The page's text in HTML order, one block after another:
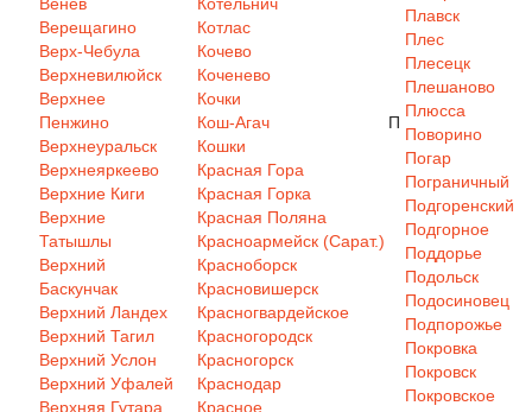
Верещагино
Верх-Чебула
Верхневилюйск
Верхнее
Пенжино
Верхнеуральск
Верхнеяркеево
Верхние Киги
Верхние
Татышлы
Верхний
Баскунчак
Верхний Ландех
Верхний Тагил
Верхний Услон
Верхний Уфалей
Верхняя Гутара
Котлас
Кочево
Коченево
Кочки
Кош-Агач
Кошки
Красная Гора
Красная Горка
Красная Поляна
Красноармейск (Сарат.)
Красноборск
Красновишерск
Красногвардейское
Красногородск
Красногорск
Краснодар
Красное
П
Плавск
Плес
Плесецк
Плешаново
Плюсса
Поворино
Погар
Пограничный
Подгоренский
Подгорное
Поддорье
Подольск
Подосиновец
Подпорожье
Покровка
Покровск
Покровское